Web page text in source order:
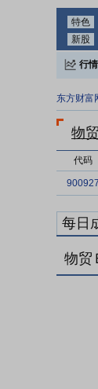
特色
新股
行
东方财富
物
代码
900927
每日
物贸